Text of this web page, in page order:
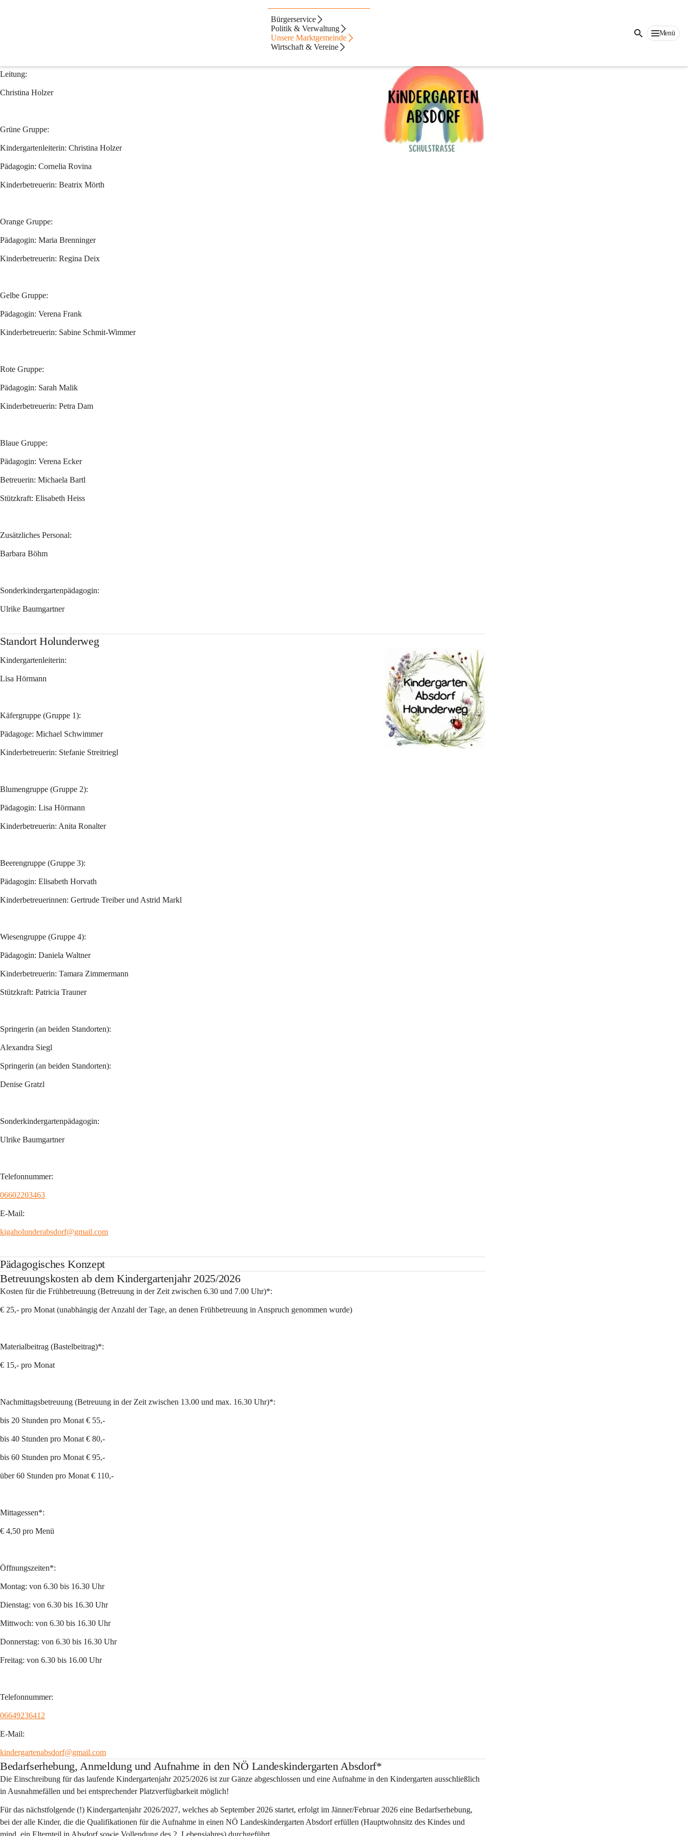
Bürgerservice
Politik & Verwaltung
Unsere Marktgemeinde
Wirtschaft & Vereine
Menü
NÖ Landeskindergarten Absdorf
Leitung:
Christina Holzer
Grüne Gruppe:
Kindergartenleiterin: Christina Holzer
Pädagogin: Cornelia Rovina
Kinderbetreuerin: Beatrix Mörth
Orange Gruppe:
Pädagogin: Maria Brenninger
Kinderbetreuerin: Regina Deix
Gelbe Gruppe:
Pädagogin: Verena Frank
Kinderbetreuerin: Sabine Schmit-Wimmer
Rote Gruppe:
Pädagogin: Sarah Malik
Kinderbetreuerin: Petra Dam
Blaue Gruppe:
Pädagogin: Verena Ecker
Betreuerin: Michaela Bartl
Stützkraft: Elisabeth Heiss
Zusätzliches Personal:
Barbara Böhm
Sonderkindergartenpädagogin:
Ulrike Baumgartner
Standort Holunderweg
Kindergartenleiterin:
Lisa Hörmann
Käfergruppe (Gruppe 1):
Pädagoge: Michael Schwimmer
Kinderbetreuerin: Stefanie Streitriegl
Blumengruppe (Gruppe 2):
Pädagogin: Lisa Hörmann
Kinderbetreuerin: Anita Ronalter
Beerengruppe (Gruppe 3):
Pädagogin: Elisabeth Horvath
Kinderbetreuerinnen: Gertrude Treiber und Astrid Markl
Wiesengruppe (Gruppe 4):
Pädagogin: Daniela Waltner
Kinderbetreuerin: Tamara Zimmermann
Stützkraft: Patricia Trauner
Springerin (an beiden Standorten):
Alexandra Siegl
Springerin (an beiden Standorten):
Denise Gratzl
Sonderkindergartenpädagogin:
Ulrike Baumgartner
Telefonnummer:
06602203463
E-Mail:
kigaholunderabsdorf@gmail.com
Pädagogisches Konzept
Betreuungskosten ab dem Kindergartenjahr 2025/2026
Kosten für die Frühbetreuung (Betreuung in der Zeit zwischen 6.30 und 7.00 Uhr)*:
€ 25,- pro Monat (unabhängig der Anzahl der Tage, an denen Frühbetreuung in Anspruch genommen wurde)
Materialbeitrag (Bastelbeitrag)*:
€ 15,- pro Monat
Nachmittagsbetreuung (Betreuung in der Zeit zwischen 13.00 und max. 16.30 Uhr)*:
bis 20 Stunden pro Monat € 55,-
bis 40 Stunden pro Monat € 80,-
bis 60 Stunden pro Monat € 95,-
über 60 Stunden pro Monat € 110,-
Mittagessen*:
€ 4,50 pro Menü
Öffnungszeiten*:
Montag: von 6.30 bis 16.30 Uhr
Dienstag: von 6.30 bis 16.30 Uhr
Mittwoch: von 6.30 bis 16.30 Uhr
Donnerstag: von 6.30 bis 16.30 Uhr
Freitag: von 6.30 bis 16.00 Uhr
Telefonnummer:
06649236412
E-Mail:
kindergartenabsdorf@gmail.com
Bedarfserhebung, Anmeldung und Aufnahme in den NÖ Landeskindergarten Absdorf*
Die Einschreibung für das laufende Kindergartenjahr 2025/2026 ist zur Gänze abgeschlossen und eine Aufnahme in den Kindergarten ausschließlich
in Ausnahmefällen und bei entsprechender Platzverfügbarkeit möglich!
Für das nächstfolgende (!) Kindergartenjahr 2026/2027, welches ab September 2026 startet, erfolgt im Jänner/Februar 2026 eine Bedarfserhebung,
bei der alle Kinder, die die Qualifikationen für die Aufnahme in einen NÖ Landeskindergarten Absdorf erfüllen (Hauptwohnsitz des Kindes und
mind. ein Elternteil in Absdorf sowie Vollendung des 2. Lebensjahres) durchgeführt.